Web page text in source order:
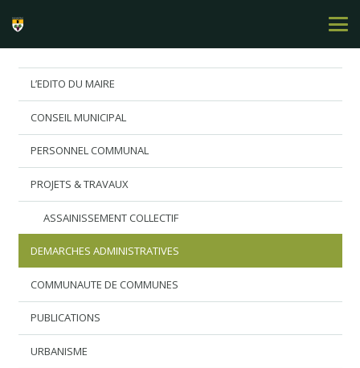
L’EDITO DU MAIRE
CONSEIL MUNICIPAL
PERSONNEL COMMUNAL
PROJETS & TRAVAUX
ASSAINISSEMENT COLLECTIF
DEMARCHES ADMINISTRATIVES
COMMUNAUTE DE COMMUNES
PUBLICATIONS
URBANISME